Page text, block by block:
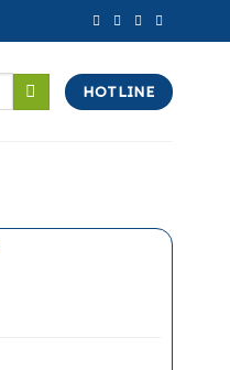
HOTLINE